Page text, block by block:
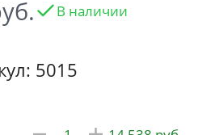
В наличии
5015